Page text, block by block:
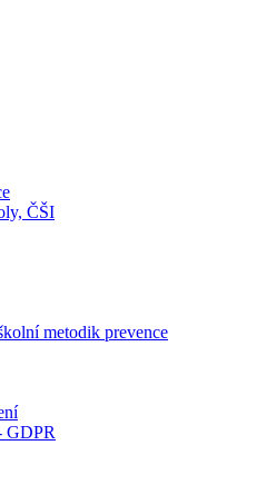
ČŠI
metodik prevence
GDPR